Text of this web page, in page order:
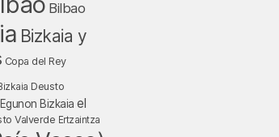
Bilbao
Bizkaia y
Copa del Rey
Deusto
Egunon Bizkaia el
Valverde Ertzaintza